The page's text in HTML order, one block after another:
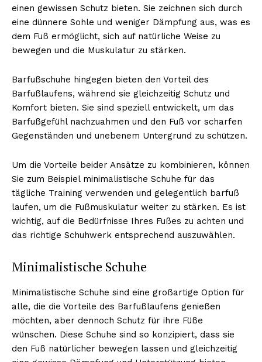
Erhalte unseren
kostenlosen Newsletter
einen gewissen Schutz bieten. Sie zeichnen sich durch
eine dünnere Sohle und weniger Dämpfung aus, was es
dem Fuß ermöglicht, sich auf natürliche Weise zu
bewegen und die Muskulatur zu stärken.
Barfußschuhe hingegen bieten den Vorteil des
Barfußlaufens, während sie gleichzeitig Schutz und
Komfort bieten. Sie sind speziell entwickelt, um das
Barfußgefühl nachzuahmen und den Fuß vor scharfen
Gegenständen und unebenem Untergrund zu schützen.
Um die Vorteile beider Ansätze zu kombinieren, können
Sie zum Beispiel minimalistische Schuhe für das
tägliche Training verwenden und gelegentlich barfuß
laufen, um die Fußmuskulatur weiter zu stärken. Es ist
wichtig, auf die Bedürfnisse Ihres Fußes zu achten und
das richtige Schuhwerk entsprechend auszuwählen.
Minimalistische Schuhe
Minimalistische Schuhe sind eine großartige Option für
alle, die die Vorteile des Barfußlaufens genießen
möchten, aber dennoch Schutz für ihre Füße
wünschen. Diese Schuhe sind so konzipiert, dass sie
den Fuß natürlicher bewegen lassen und gleichzeitig